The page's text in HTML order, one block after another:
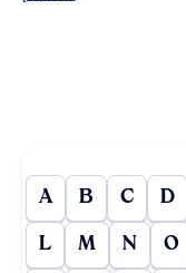
A B C D
L M N O